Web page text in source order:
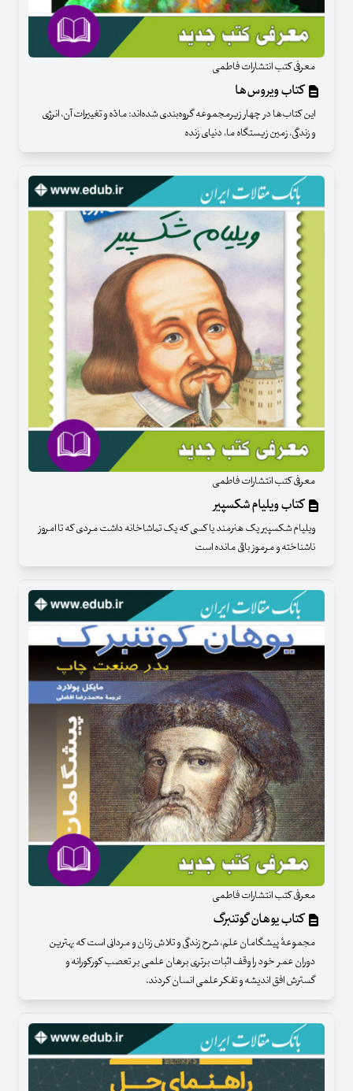
معرفی کتب انتشارات فاطمی
کتاب ویروس‌ها
این کتاب‌ها در چهار زیرمجموعه گروه‌بندی شده‌اند: مادّه و تغییرات آن، انرژی
و زندگی، زمین زیستگاه ما، دنیای زنده
معرفی کتب انتشارات فاطمی
کتاب ویلیام شکسپیر
ویلیام شکسپیر یک هنرمند یا کسی که یک تماشاخانه داشت مردی که تا امروز
ناشناخته و مرموز باقی مانده است
معرفی کتب انتشارات فاطمی
کتاب یوهان گوتنبرگ
مجموعهٔ پیشگامان علم، شرح زندگی و تلاش زنان و مردانی است که بهترین
دوران عمر خود را وقف اثبات برتری برهان علمی بر تعصب کورکورانه و
گسترش افق اندیشه و تفکر علمی انسان کردند.